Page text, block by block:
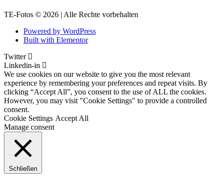
TE-Fotos © 2026 | Alle Rechte vorbehalten
Powered by WordPress
Built with Elementor
Twitter
Linkedin-in
We use cookies on our website to give you the most relevant
experience by remembering your preferences and repeat visits. By
clicking “Accept All”, you consent to the use of ALL the cookies.
However, you may visit "Cookie Settings" to provide a controlled
consent.
Cookie Settings Accept All
Manage consent
Schließen